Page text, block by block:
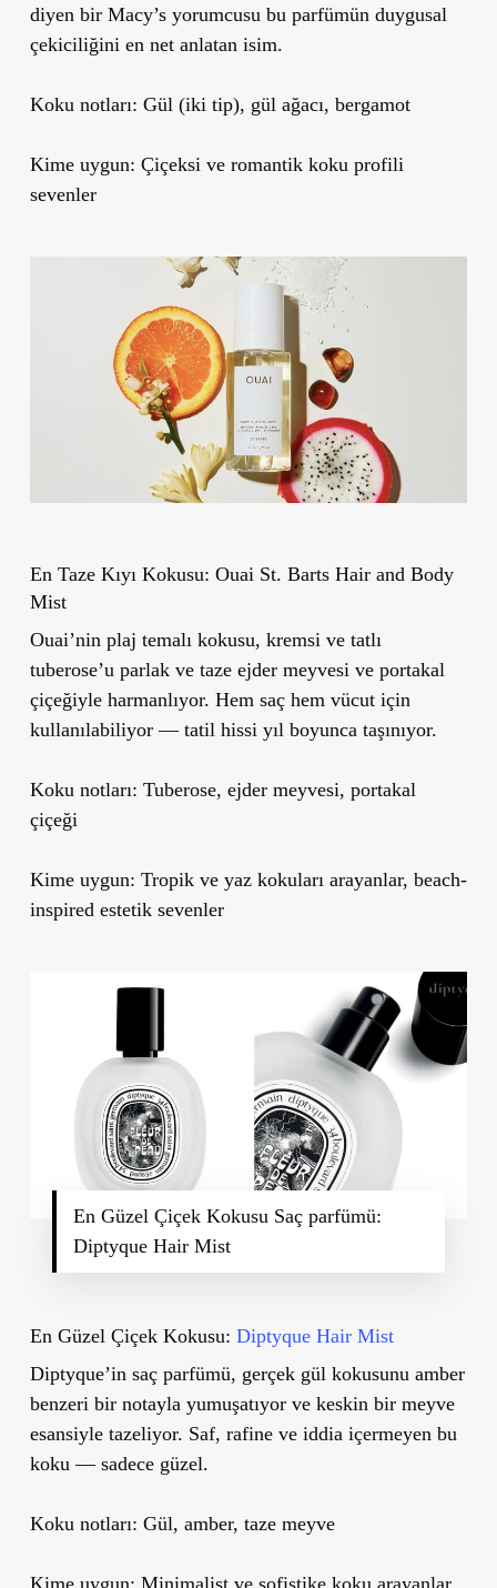
diyen bir Macy’s yorumcusu bu parfümün duygusal
çekiciliğini en net anlatan isim.
Koku notları: Gül (iki tip), gül ağacı, bergamot
Kime uygun: Çiçeksi ve romantik koku profili
sevenler
En Taze Kıyı Kokusu: Ouai St. Barts Hair and Body
Mist
Ouai’nin plaj temalı kokusu, kremsi ve tatlı
tuberose’u parlak ve taze ejder meyvesi ve portakal
çiçeğiyle harmanlıyor. Hem saç hem vücut için
kullanılabiliyor — tatil hissi yıl boyunca taşınıyor.
Koku notları: Tuberose, ejder meyvesi, portakal
çiçeği
Kime uygun: Tropik ve yaz kokuları arayanlar, beach-
inspired estetik sevenler
En Güzel Çiçek Kokusu Saç parfümü:
Diptyque Hair Mist
En Güzel Çiçek Kokusu: Diptyque Hair Mist
Diptyque’in saç parfümü, gerçek gül kokusunu amber
benzeri bir notayla yumuşatıyor ve keskin bir meyve
esansiyle tazeliyor. Saf, rafine ve iddia içermeyen bu
koku — sadece güzel.
Koku notları: Gül, amber, taze meyve
Kime uygun: Minimalist ve sofistike koku arayanlar